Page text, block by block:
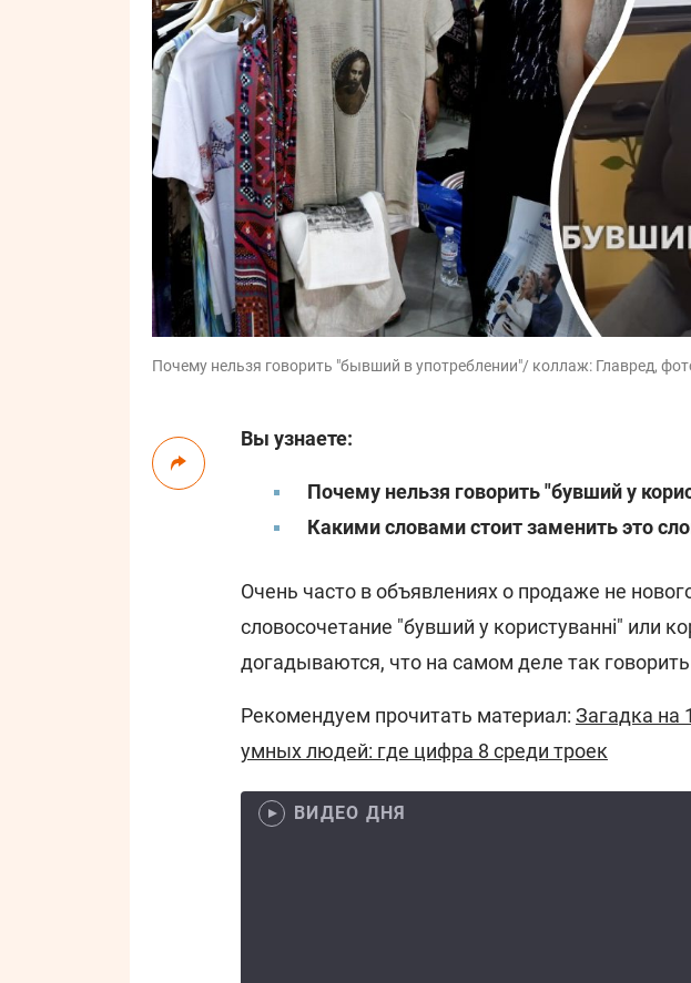
Почему нельзя говорить "бывший в употреблении"/ коллаж: Главред,
Вы узнаете:
Почему нельзя говорить "бувший у
Какими словами стоит заменить это
Очень часто в объявлениях о продаже не
словосочетание "бувший у користуванні" или
догадываются, что на самом деле так
Рекомендуем прочитать материал: Загадка на
умных людей: где цифра 8 среди троек
ВИДЕО ДНЯ